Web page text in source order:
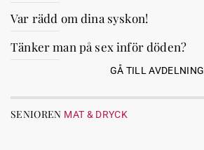
Var rädd om dina syskon!
Tänker man på sex inför döden?
GÅ TILL AVDELNING
SENIOREN MAT & DRYCK